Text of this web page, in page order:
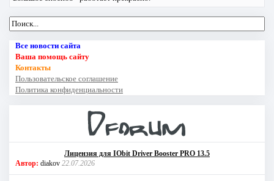
Все новости сайта
Ваша помощь сайту
Контакты
Пользовательское соглашение
Политика конфиденциальности
Лицензия для IObit Driver Booster PRO 13.5
Автор: diakov 22.07.2026